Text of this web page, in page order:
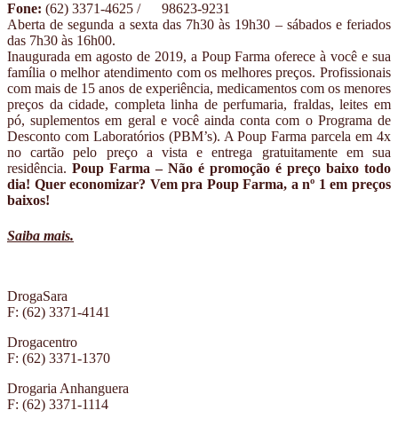
Fone: (62) 3371-4625 /
98623-9231
Aberta de segunda a sexta das 7h30 às 19h30 – sábados e feriados
das 7h30 às 16h00.
Inaugurada em agosto de 2019, a Poup Farma oferece à você e sua
família o melhor atendimento com os melhores preços. Profissionais
com mais de 15 anos de experiência, medicamentos com os menores
preços da cidade, completa linha de perfumaria, fraldas, leites em
pó, suplementos em geral e você ainda conta com o Programa de
Desconto com Laboratórios (PBM’s). A Poup Farma parcela em 4x
no cartão pelo preço a vista e entrega gratuitamente em sua
residência. Poup Farma – Não é promoção é preço baixo todo
dia! Quer economizar? Vem pra Poup Farma, a nº 1 em preços
baixos!
Saiba mais.
DrogaSara
F: (62) 3371-4141
Drogacentro
F: (62) 3371-1370
Drogaria Anhanguera
F: (62) 3371-1114